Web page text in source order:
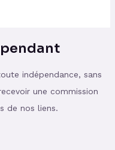
indépendance, sans
une commission
de nos liens.